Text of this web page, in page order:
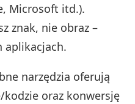
Microsoft itd.).
znak, nie obraz –
aplikacjach.
narzędzia oferują
oraz konwersję